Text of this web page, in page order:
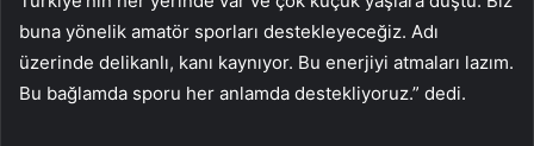
buna yönelik amatör sporları destekleyeceğiz. Adı
üzerinde delikanlı, kanı kaynıyor. Bu enerjiyi atmaları lazım.
Bu bağlamda sporu her anlamda destekliyoruz.” dedi.